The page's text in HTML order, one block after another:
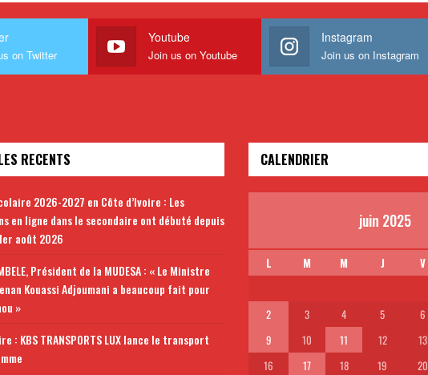
on Twitter
Youtube
Join us on Youtube
Instagram
Join us on Instagram
RECENTS
2026-2027 en Côte d’Ivoire : Les
en ligne dans le secondaire ont débuté depuis
août 2026
Président de la MUDESA : « Le Ministre
Kouassi Adjoumani a beaucoup fait pour
»
: KBS TRANSPORTS LUX lance le transport
CALENDRIER
juin 2025
L M M J V
2
3 4 5 6
9
10 11 12 13
16
17 18 19 20